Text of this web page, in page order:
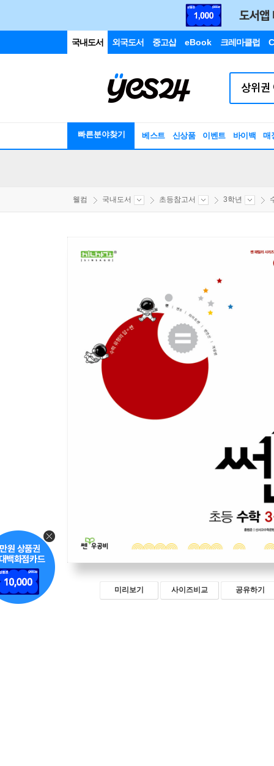
국내도서 외국도서 중고샵 eBook 크레마클럽
빠른분야찾기 베스트 신상품 이벤트 바이백 매
웰컴 국내도서 초등참고서 3학년
미리보기 사이즈비교 공유하기